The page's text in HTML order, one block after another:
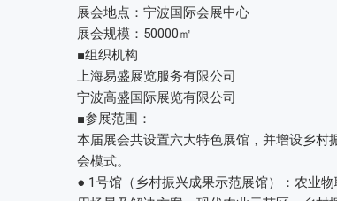
展会地点：宁波国际会展中心
展会规模：50000㎡
■组织机构
上海易盛展览服务有限公司
宁波高盛国际展览有限公司
■参展范围：
本届展会共设置六大特色展馆，并增设乡村
会模式。
● 1号馆（乡村振兴成果示范展馆）：农业